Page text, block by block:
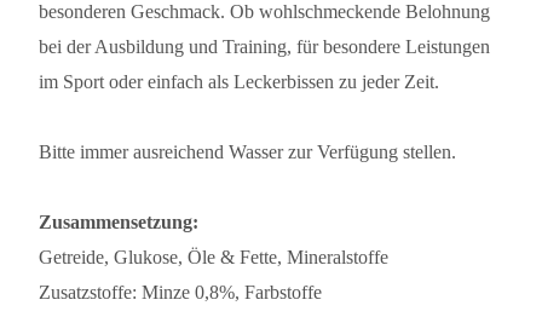
besonderen Geschmack. Ob wohlschmeckende Belohnung
bei der Ausbildung und Training, für besondere Leistungen
im Sport oder einfach als Leckerbissen zu jeder Zeit.
Bitte immer ausreichend Wasser zur Verfügung stellen.
Zusammensetzung:
Getreide, Glukose, Öle & Fette, Mineralstoffe
Zusatzstoffe: Minze 0,8%, Farbstoffe